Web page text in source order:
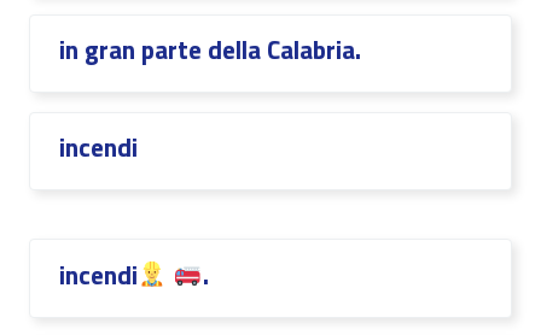
in gran parte della Calabria.
incendi
incendi .